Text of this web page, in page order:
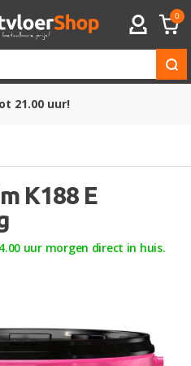
ACCOUNT
0
21.00 uur!
K188 E
uur morgen direct in huis.